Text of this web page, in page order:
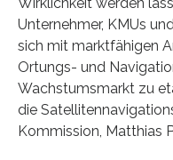
Unternehmer, KMUs
sich mit marktfähigen
Ortungs- und
Wachstumsmarkt zu
die
Kommission, Matthias